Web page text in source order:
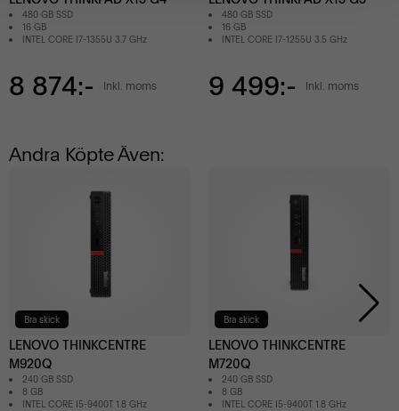
480 GB SSD
16 GB
INTEL CORE I7-1355U 3.7 GHz
8 874:- Inkl. moms
480 GB SSD
16 GB
INTEL CORE I7-1255U 3.5 GHz
9 499:- Inkl. moms
Andra Köpte Även:
Bra skick
LENOVO THINKCENTRE
M920Q
240 GB SSD
8 GB
INTEL CORE I5-9400T 1.8 GHz
Bra skick
LENOVO THINKCENTRE
M720Q
240 GB SSD
8 GB
INTEL CORE I5-9400T 1.8 GHz